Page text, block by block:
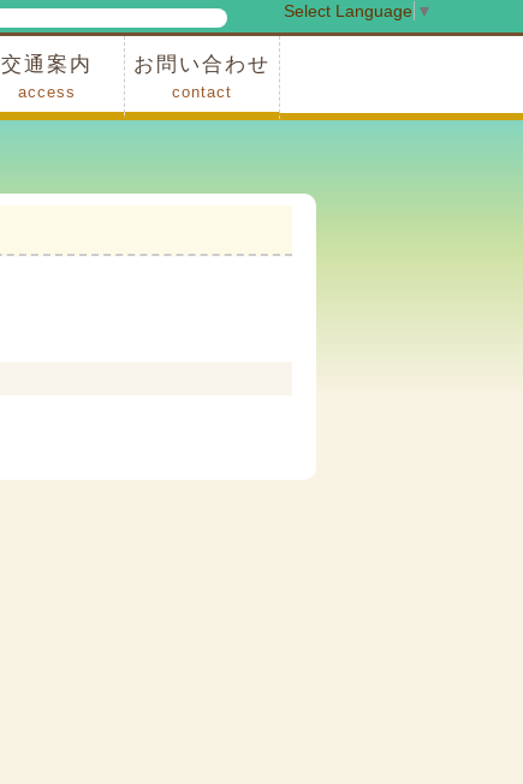
検
索
交通案内
access
お問い合わせ
contact
Select Language ▼